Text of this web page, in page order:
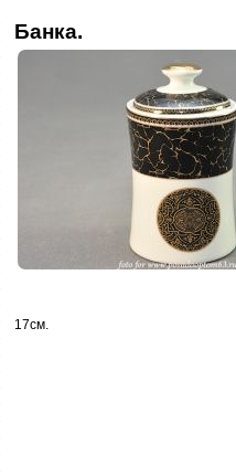
Банка.
17см.